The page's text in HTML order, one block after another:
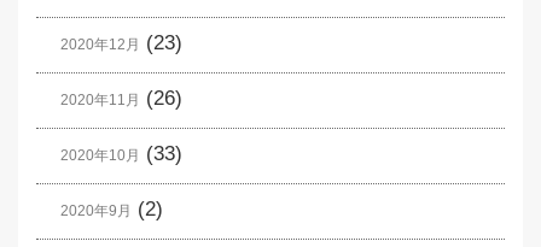
2020年12月 (23)
2020年11月 (26)
2020年10月 (33)
2020年9月 (2)